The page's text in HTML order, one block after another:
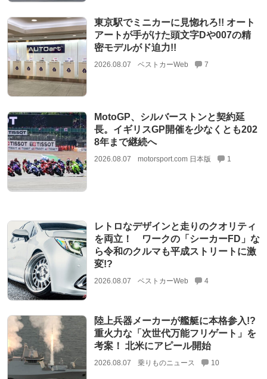
東京駅でミニカーに見惚れろ!! オート
アートが手がけた頭文字Dや007の精
密モデルがド迫力!!
2026.08.07 ベストカーWeb 7
MotoGP、シルバーストンと契約延
長。イギリスGP開催を少なくとも202
8年まで継続へ
2026.08.07 motorsport.com 日本版 1
レトロなデザインと走りのクオリティ
を両立！ ワークの「シーカーFD」な
ら令和のクルマも平成ストリートに激
変!?
2026.08.07 ベストカーWeb 4
陸上兵器メーカーが艦艇に本格参入!?
重火力な「次世代万能フリゲート」を
考案！ 北米にアピール開始
2026.08.07 乗りものニュース 10